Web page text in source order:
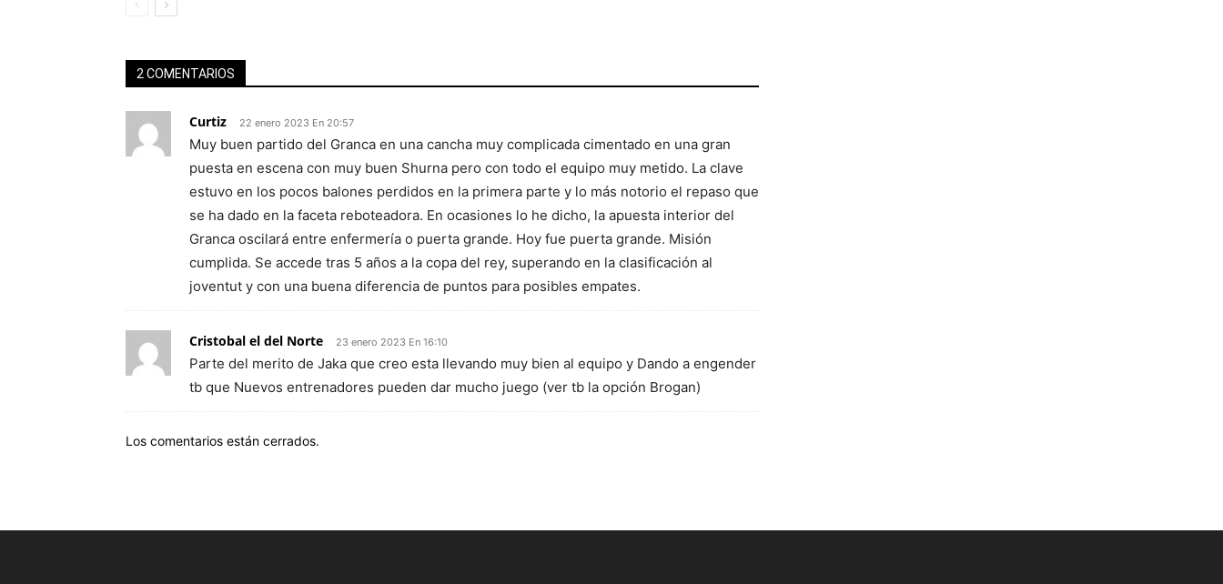
2 COMENTARIOS
Curtiz 22 enero 2023 En 20:57
Muy buen partido del Granca en una cancha muy complicada cimentado en una gran
puesta en escena con muy buen Shurna pero con todo el equipo muy metido. La clave
estuvo en los pocos balones perdidos en la primera parte y lo más notorio el repaso que
se ha dado en la faceta reboteadora. En ocasiones lo he dicho, la apuesta interior del
Granca oscilará entre enfermería o puerta grande. Hoy fue puerta grande. Misión
cumplida. Se accede tras 5 años a la copa del rey, superando en la clasificación al
joventut y con una buena diferencia de puntos para posibles empates.
Cristobal el del Norte 23 enero 2023 En 16:10
Parte del merito de Jaka que creo esta llevando muy bien al equipo y Dando a engender
tb que Nuevos entrenadores pueden dar mucho juego (ver tb la opción Brogan)
Los comentarios están cerrados.